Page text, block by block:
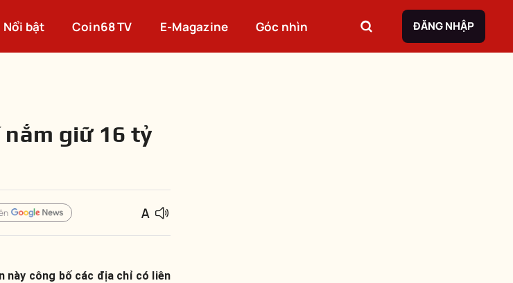
Nổi bật Coin68 TV E-Magazine Góc nhìn ĐĂNG NHẬP
nắm giữ 16 tỷ
này công bố các địa chỉ có liên